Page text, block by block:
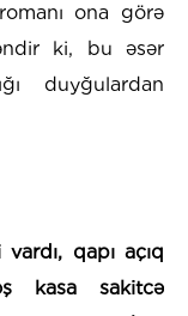
ona görə
ki, bu əsər
duyğulardan
qapı açıq
kasa sakitcə